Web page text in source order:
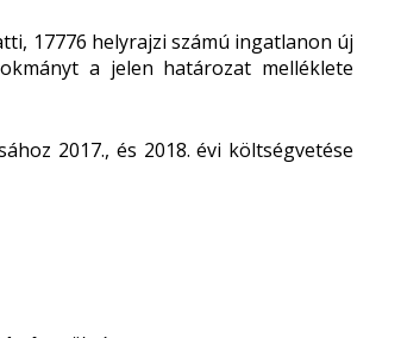
17776 helyrajzi számú ingatlanon új
a jelen határozat melléklete
2017., és 2018. évi költségvetése